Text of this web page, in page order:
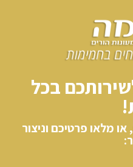
בכל
חיגו אלינו​ 074-7661454, או מלאו פרטיכם וניצור